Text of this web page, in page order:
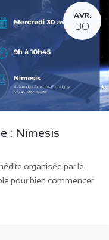
AVR.
30
: Nimesis
organisée par le
pour bien commencer